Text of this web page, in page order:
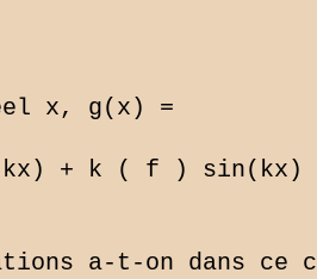
x, g(x) =
+ k ( f ) sin(kx)
a-t-on dans